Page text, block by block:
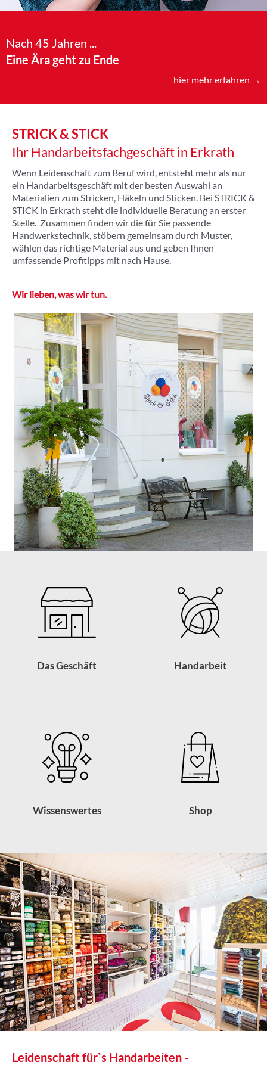
Nach 45 Jahren ...
Eine Ära geht zu Ende
hier mehr erfahren →
STRICK & STICK
Ihr Handarbeitsfachgeschäft in Erkrath
Wenn Leidenschaft zum Beruf wird, entsteht mehr als nur
ein Handarbeitsgeschäft mit der besten Auswahl an
Materialien zum Stricken, Häkeln und Sticken. Bei STRICK &
STICK in Erkrath steht die individuelle Beratung an erster
Stelle. Zusammen finden wir die für Sie passende
Handwerkstechnik, stöbern gemeinsam durch Muster,
wählen das richtige Material aus und geben Ihnen
umfassende Profitipps mit nach Hause.
Wir lieben, was wir tun.
Das Geschäft Handarbeit
Wissenswertes Shop
Leidenschaft für`s Handarbeiten -